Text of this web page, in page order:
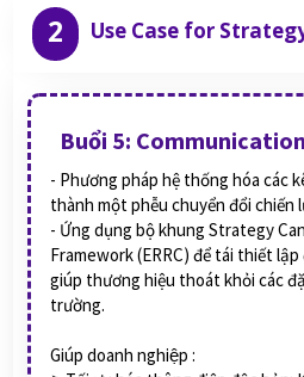
Use Case for
2
Buổi 5:
- Phương pháp hệ thống hóa các
thành một phễu chuyển đổi chiến
- Ứng dụng bộ khung Strategy
Framework (ERRC) để tái thiết
giúp thương hiệu thoát khỏi các
trường.
Giúp doanh nghiệp :